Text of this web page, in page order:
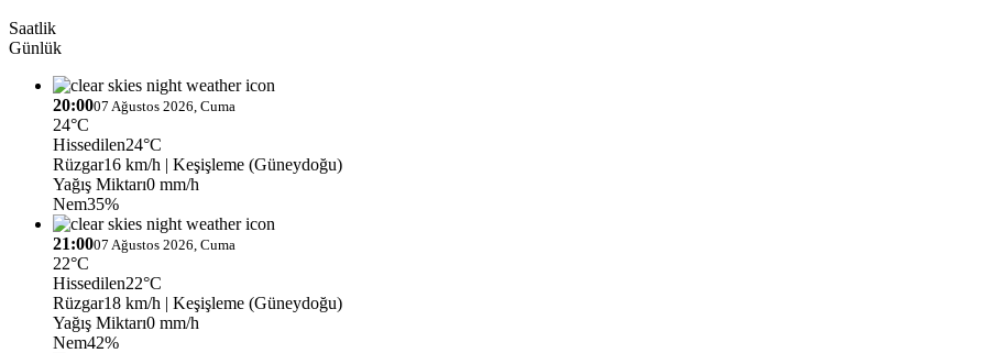
Saatlik
Günlük
20:0007 Ağustos 2026, Cuma
24°C
Hissedilen24°C
Rüzgar16 km/h | Keşişleme (Güneydoğu)
Yağış Miktarı0 mm/h
Nem35%
21:0007 Ağustos 2026, Cuma
22°C
Hissedilen22°C
Rüzgar18 km/h | Keşişleme (Güneydoğu)
Yağış Miktarı0 mm/h
Nem42%